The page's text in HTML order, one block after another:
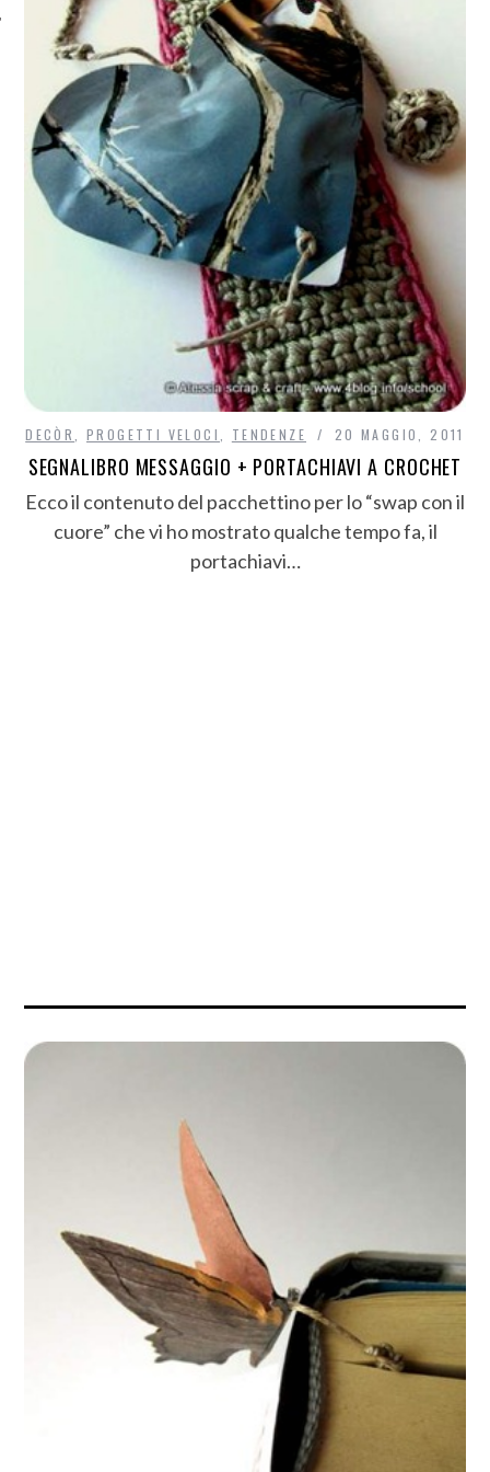
DECÒR PROGETTI VELOCI TENDENZE 20 MAGGIO, 2011
SEGNALIBRO MESSAGGIO + PORTACHIAVI A CROCHET
Ecco il contenuto del pacchettino per lo “swap con il
cuore” che vi ho mostrato qualche tempo fa, il
portachiavi…